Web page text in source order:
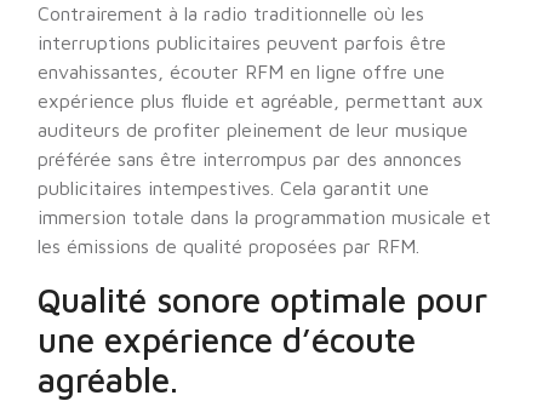
Contrairement à la radio traditionnelle où les
interruptions publicitaires peuvent parfois être
envahissantes, écouter RFM en ligne offre une
expérience plus fluide et agréable, permettant aux
auditeurs de profiter pleinement de leur musique
préférée sans être interrompus par des annonces
publicitaires intempestives. Cela garantit une
immersion totale dans la programmation musicale et
les émissions de qualité proposées par RFM.
Qualité sonore optimale pour
une expérience d’écoute
agréable.